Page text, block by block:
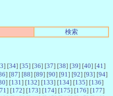
検索
] [34] [35] [36] [37] [38] [39] [40] [41 ]
] [87] [88] [89] [90] [91 ] [92] [93] [94]
] [131 ] [132] [133] [134] [135] [136]
] [172] [173] [174] [175] [176] [177]